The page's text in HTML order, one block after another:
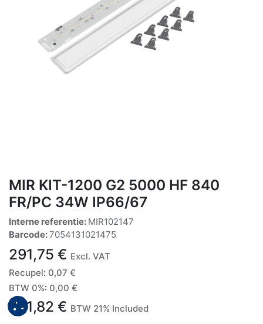
MIR KIT-1200 G2 5000 HF 840
FR/PC 34W IP66/67
Interne referentie: MIR102147
Barcode:7054131021475
291,75 € Excl. VAT
Recupel: 0,07 €
BTW 0%: 0,00 €
291,82 € BTW 21% Included